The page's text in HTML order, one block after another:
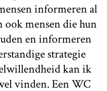
informeren al
mensen die hun
en informeren
strategie
kan ik
vinden. Een WC